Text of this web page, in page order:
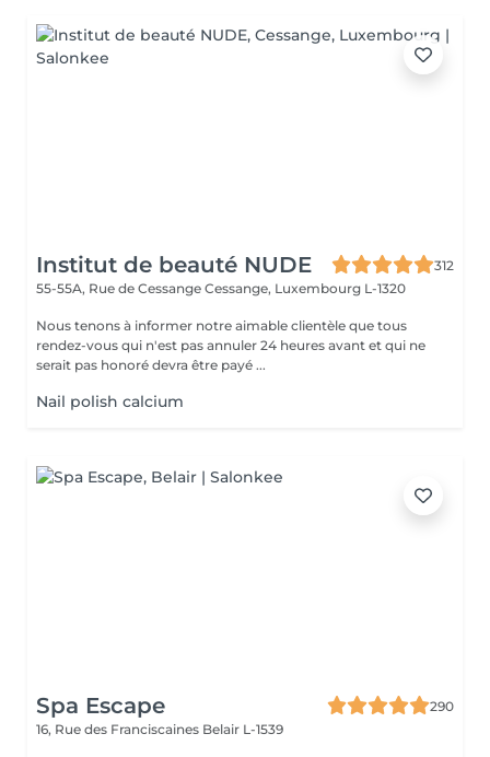
Institut de beauté NUDE
312
55-55A, Rue de Cessange Cessange, Luxembourg L-1320
Nous tenons à informer notre aimable clientèle que tous
rendez-vous qui n'est pas annuler 24 heures avant et qui ne
serait pas honoré devra être payé ...
Nail polish calcium
Spa Escape
290
16, Rue des Franciscaines Belair L-1539